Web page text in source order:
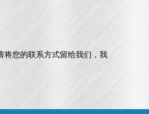
将您的联系方式留给我们，我